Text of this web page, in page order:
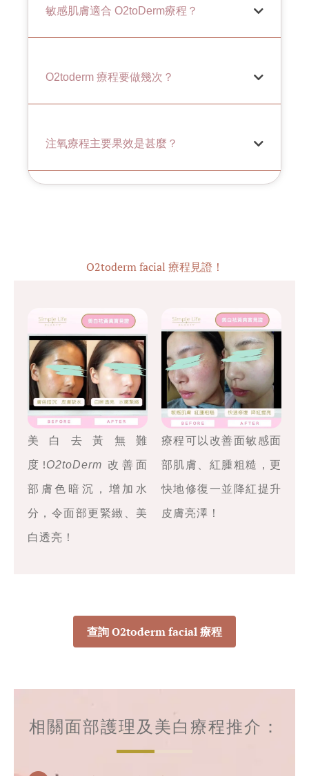
敏感肌膚適合 O2toDerm療程？
O2toderm 療程要做幾次？
注氧療程主要果效是甚麼？
O2toderm facial 療程見證！
美白去黃無難
度!O2toDerm 改善面
部膚色暗沉，增加水
分，令面部更緊緻、美
白透亮！
療程可以改善面敏感面
部肌膚、紅腫粗糙，更
快地修復一並降紅提升
皮膚亮澤！
查詢 O2toderm facial 療程
相關面部護理及美白療程推介：